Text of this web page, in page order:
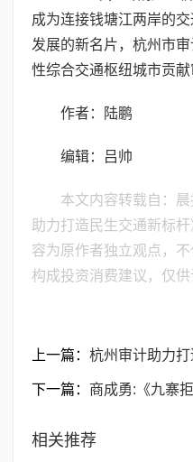
成为连接钱塘江两岸的
发展的新名片，杭州市
性综合交通枢纽城市贡献
作者：陆鹏
编辑：吕帅
本文内容转载自：
助力打造民生交通新标
容为原作者独立观点，
构成投资消费建议，仅供
上一篇： 杭州审计助力
下一篇： 商成勇:《九寨
相关推荐